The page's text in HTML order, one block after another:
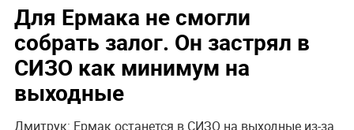
Для Ермака не смогли
собрать залог. Он застрял в
СИЗО как минимум на
выходные
Дмитрук: Ермак останется в СИЗО на выходные из-за